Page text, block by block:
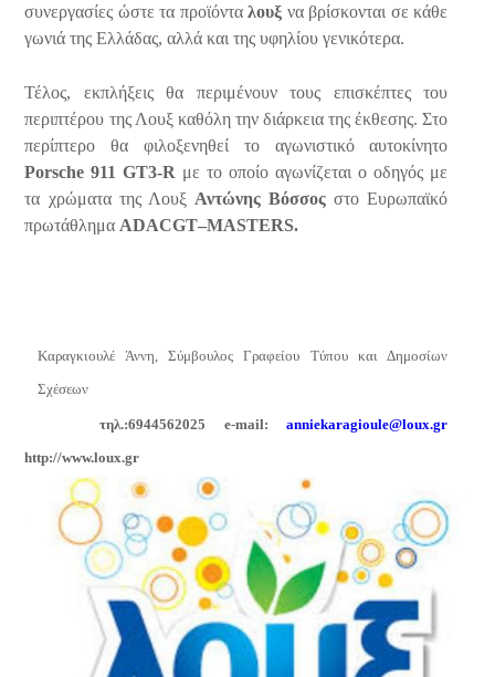
συνεργασίες ώστε τα προϊόνταλουξ να βρίσκονται σε κάθε
γωνιά της Ελλάδας, αλλά και της υφηλίου γενικότερα.
Τέλος, εκπλήξεις θα περιμένουν τους επισκέπτες του
περιπτέρου της Λουξ καθόλη την διάρκεια της έκθεσης. Στο
περίπτερο θα φιλοξενηθεί το αγωνιστικό αυτοκίνητο
Porsche 911GT3-R με το οποίο αγωνίζεται ο οδηγός με
τα χρώματα της Λουξ Αντώνης Βόσσος στο Ευρωπαϊκό
πρωτάθλημα ADACGT–MASTERS.
Καραγκιουλέ Άννη,Σύμβουλος Γραφείου Τύπου και Δημοσίων
Σχέσεων
τηλ.:6944562025 e-mail:anniekaragioule@loux.gr
http://www.loux.gr